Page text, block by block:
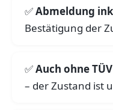
Abmeldung
Bestätigung der
Auch ohne
– der Zustand ist